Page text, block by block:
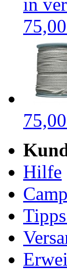
Hilfe